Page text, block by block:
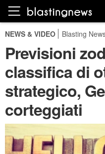
NEWS & VIDEO Blasting
Previsioni
classifica di
strategico,
corteggiati